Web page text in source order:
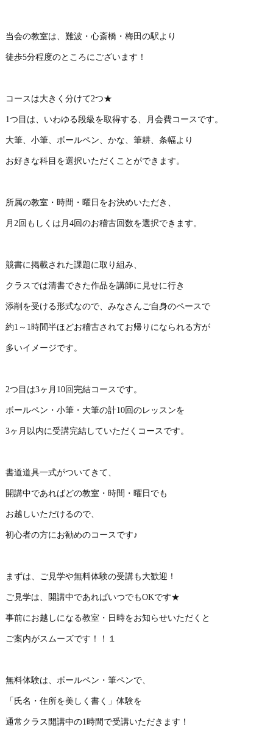
当会の教室は、難波・心斎橋・梅田の駅より
徒歩5分程度のところにございます！
コースは大きく分けて2つ★
1つ目は、いわゆる段級を取得する、月会費コースです。
大筆、小筆、ボールペン、かな、筆耕、条幅より
お好きな科目を選択いただくことができます。
所属の教室・時間・曜日をお決めいただき、
月2回もしくは月4回のお稽古回数を選択できます。
競書に掲載された課題に取り組み、
クラスでは清書できた作品を講師に見せに行き
添削を受ける形式なので、みなさんご自身のペースで
約1～1時間半ほどお稽古されてお帰りになられる方が
多いイメージです。
2つ目は3ヶ月10回完結コースです。
ボールペン・小筆・大筆の計10回のレッスンを
3ヶ月以内に受講完結していただくコースです。
書道道具一式がついてきて、
開講中であればどの教室・時間・曜日でも
お越しいただけるので、
初心者の方にお勧めのコースです♪
まずは、ご見学や無料体験の受講も大歓迎！
ご見学は、開講中であればいつでもOKです★
事前にお越しになる教室・日時をお知らせいただくと
ご案内がスムーズです！！１
無料体験は、ボールペン・筆ペンで、
「氏名・住所を美しく書く」体験を
通常クラス開講中の1時間で受講いただきます！